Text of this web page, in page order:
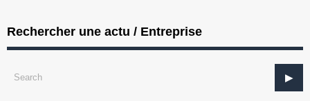
Rechercher une actu / Entreprise